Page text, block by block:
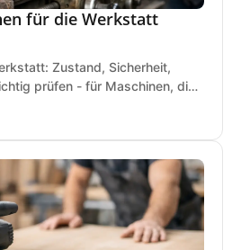
für die Werkstatt
Zustand, Sicherheit,
prüfen - für Maschinen, die